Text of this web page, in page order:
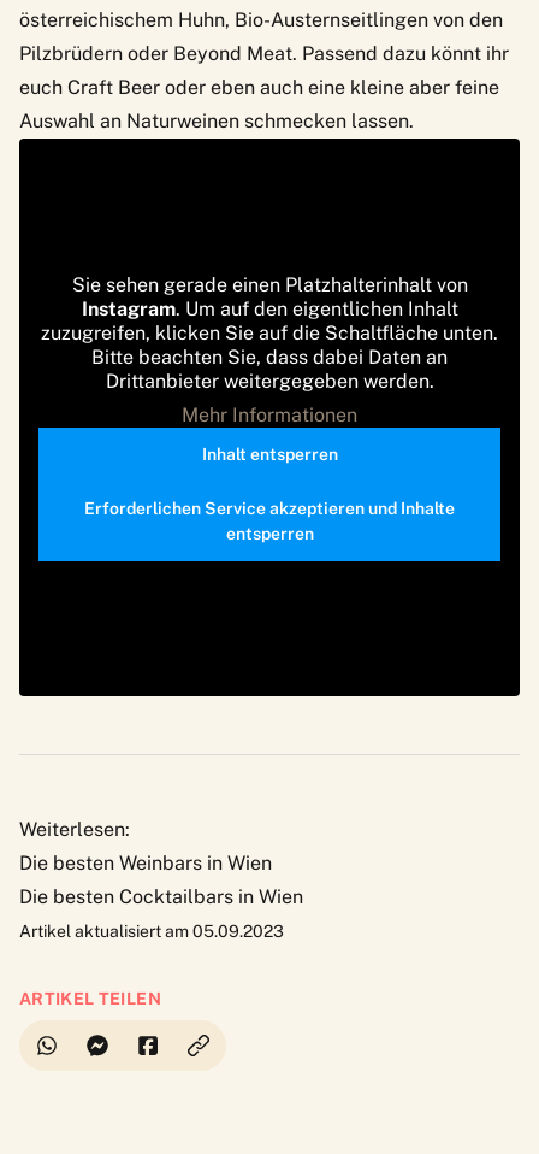
österreichischem Huhn, Bio-Austernseitlingen von den
Pilzbrüdern oder Beyond Meat. Passend dazu könnt ihr
euch Craft Beer oder eben auch eine kleine aber feine
Auswahl an Naturweinen schmecken lassen.
Sie sehen gerade einen Platzhalterinhalt von
Instagram. Um auf den eigentlichen Inhalt
zuzugreifen, klicken Sie auf die Schaltfläche unten.
Bitte beachten Sie, dass dabei Daten an
Drittanbieter weitergegeben werden.
Mehr Informationen
Inhalt entsperren
Erforderlichen Service akzeptieren und Inhalte
entsperren
Weiterlesen:
Die besten Weinbars in Wien
Die besten Cocktailbars in Wien
Artikel aktualisiert am 05.09.2023
ARTIKEL TEILEN